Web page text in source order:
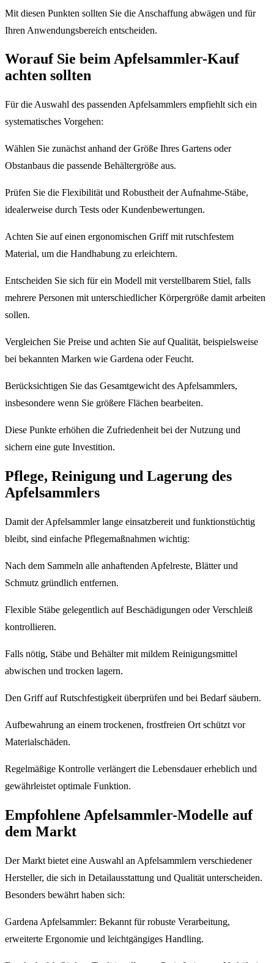
Mit diesen Punkten sollten Sie die Anschaffung abwägen und für
Ihren Anwendungsbereich entscheiden.
Worauf Sie beim Apfelsammler-Kauf
achten sollten
Für die Auswahl des passenden Apfelsammlers empfiehlt sich ein
systematisches Vorgehen:
Wählen Sie zunächst anhand der Größe Ihres Gartens oder
Obstanbaus die passende Behältergröße aus.
Prüfen Sie die Flexibilität und Robustheit der Aufnahme-Stäbe,
idealerweise durch Tests oder Kundenbewertungen.
Achten Sie auf einen ergonomischen Griff mit rutschfestem
Material, um die Handhabung zu erleichtern.
Entscheiden Sie sich für ein Modell mit verstellbarem Stiel, falls
mehrere Personen mit unterschiedlicher Körpergröße damit arbeiten
sollen.
Vergleichen Sie Preise und achten Sie auf Qualität, beispielsweise
bei bekannten Marken wie Gardena oder Feucht.
Berücksichtigen Sie das Gesamtgewicht des Apfelsammlers,
insbesondere wenn Sie größere Flächen bearbeiten.
Diese Punkte erhöhen die Zufriedenheit bei der Nutzung und
sichern eine gute Investition.
Pflege, Reinigung und Lagerung des
Apfelsammlers
Damit der Apfelsammler lange einsatzbereit und funktionstüchtig
bleibt, sind einfache Pflegemaßnahmen wichtig:
Nach dem Sammeln alle anhaftenden Apfelreste, Blätter und
Schmutz gründlich entfernen.
Flexible Stäbe gelegentlich auf Beschädigungen oder Verschleiß
kontrollieren.
Falls nötig, Stäbe und Behälter mit mildem Reinigungsmittel
abwischen und trocken lagern.
Den Griff auf Rutschfestigkeit überprüfen und bei Bedarf säubern.
Aufbewahrung an einem trockenen, frostfreien Ort schützt vor
Materialschäden.
Regelmäßige Kontrolle verlängert die Lebensdauer erheblich und
gewährleistet optimale Funktion.
Empfohlene Apfelsammler-Modelle auf
dem Markt
Der Markt bietet eine Auswahl an Apfelsammlern verschiedener
Hersteller, die sich in Detailausstattung und Qualität unterscheiden.
Besonders bewährt haben sich:
Gardena Apfelsammler: Bekannt für robuste Verarbeitung,
erweiterte Ergonomie und leichtgängiges Handling.